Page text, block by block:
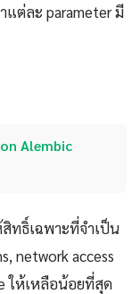
แต่ละ parameter มี
Alembic
ทธิ์เฉพาะที่จำเป็น
network access
ให้เหลือน้อยที่สุด